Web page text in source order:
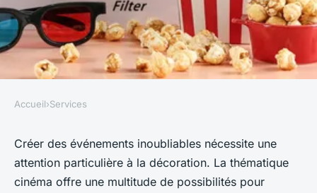
Location déco cinéma : créez
des événements inoubliables !
Accueil›Services
Créer des événements inoubliables nécessite une
attention particulière à la décoration. La thématique
cinéma offre une multitude de possibilités pour